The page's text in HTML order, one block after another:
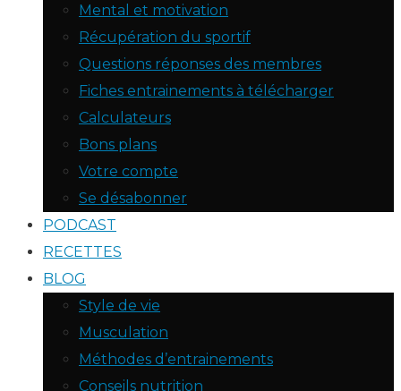
Mental et motivation
Récupération du sportif
Questions réponses des membres
Fiches entrainements à télécharger
Calculateurs
Bons plans
Votre compte
Se désabonner
PODCAST
RECETTES
BLOG
Style de vie
Musculation
Méthodes d’entrainements
Conseils nutrition